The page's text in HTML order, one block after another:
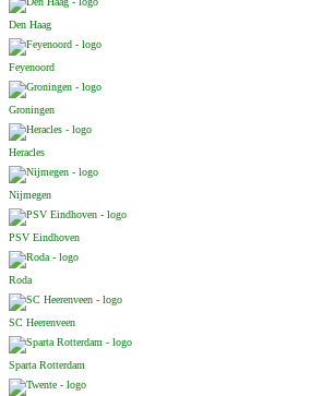
Den Haag
Feyenoord
Groningen
Heracles
Nijmegen
PSV Eindhoven
Roda
SC Heerenveen
Sparta Rotterdam